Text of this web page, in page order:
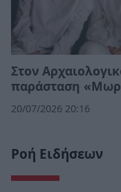
Στον
παράσταση
20/07/2026 20:16
Ροή Ειδήσεων